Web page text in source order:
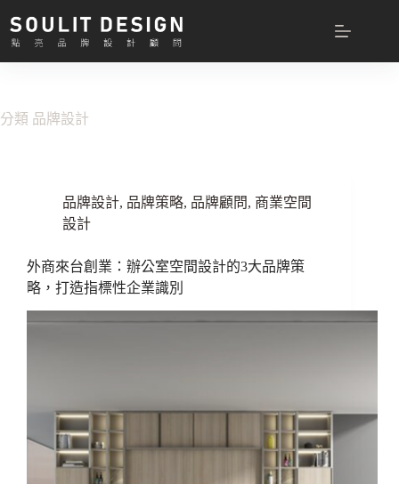
至
容
分類 品牌設計
品牌設計, 品牌策略, 品牌顧問, 商業空間
設計
外商來台創業：辦公室空間設計的3大品牌策
略，打造指標性企業識別